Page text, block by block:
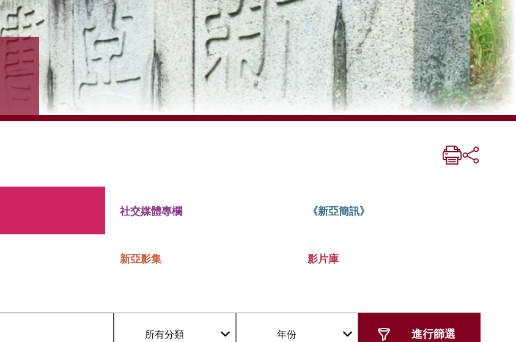
社交媒體專欄 《新亞簡訊》
新亞影集 影片庫
所有分類 年份